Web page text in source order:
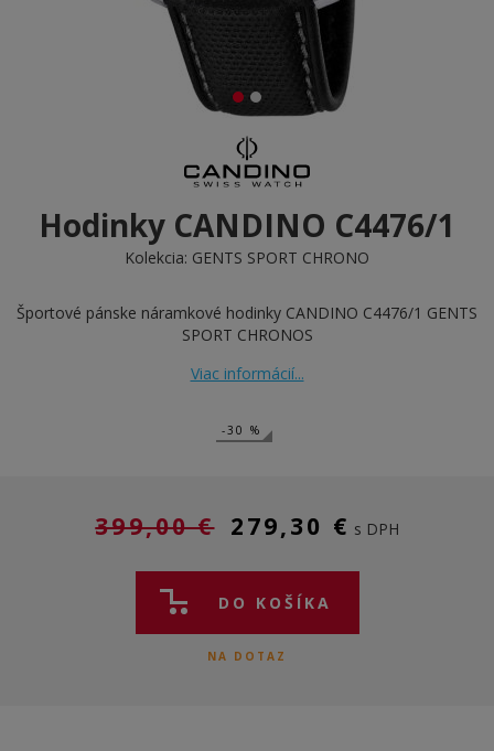
Hodinky CANDINO C4476/1
Kolekcia: GENTS SPORT CHRONO
Športové pánske náramkové hodinky CANDINO C4476/1 GENTS
SPORT CHRONOS
Viac informácií...
-30 %
399,00 € 279,30 € s DPH
DO KOŠÍKA
NA DOTAZ